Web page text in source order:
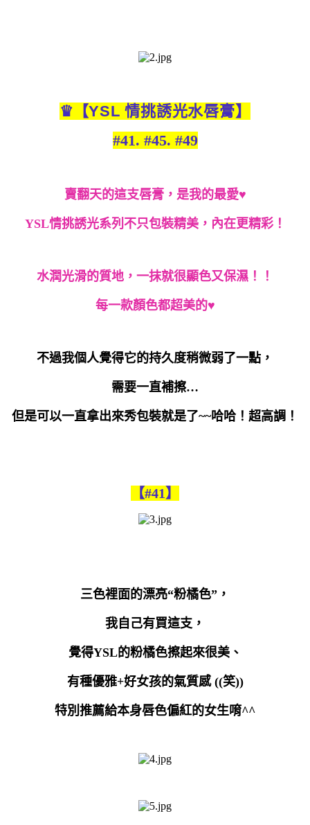
♛ 【YSL情挑誘光水唇膏】
#41. #45. #49
賣翻天的這支唇膏，是我的最愛♥
YSL情挑誘光系列不只包裝精美，內在更精彩！
水潤光滑的質地，一抹就很顯色又保濕！！
每一款顏色都超美的♥
不過我個人覺得它的持久度稍微弱了一點，
需要一直補擦…
但是可以一直拿出來秀包裝就是了~~哈哈！超高調！
【#41】
三色裡面的漂亮“粉橘色” ，
我自己有買這支，
覺得YSL的粉橘色擦起來很美、
有種優雅+好女孩的氣質感((笑))
特別推薦給本身唇色偏紅的女生唷^^